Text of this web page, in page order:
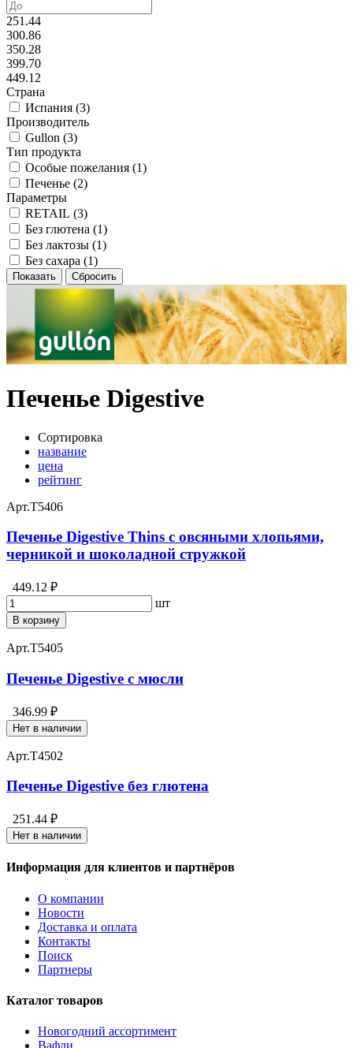
251.44
300.86
350.28
399.70
449.12
Страна
Испания (3)
Производитель
Gullon (3)
Тип продукта
Особые пожелания (1)
Печенье (2)
Параметры
RETAIL (3)
Без глютена (1)
Без лактозы (1)
Без сахара (1)
Печенье Digestive
Сортировка
название
цена
рейтинг
Арт.T5406
Печенье Digestive Thins с овсяными хлопьями,
черникой и шоколадной стружкой
449.12 ₽
шт
В корзину
Арт.T5405
Печенье Digestive с мюсли
346.99 ₽
Нет в наличии
Арт.T4502
Печенье Digestive без глютена
251.44 ₽
Нет в наличии
Информация для клиентов и партнёров
О компании
Новости
Доставка и оплата
Контакты
Поиск
Партнеры
Каталог товаров
Новогодний ассортимент
Вафли